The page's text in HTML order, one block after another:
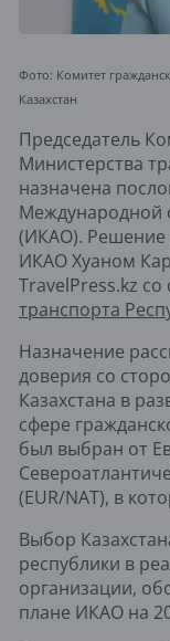
Фото: Комитет
Казахстан
Председатель
Министерства
назначена
Международной
(ИКАО). Решение
ИКАО Хуаном
TravelPress.kz со
транспорта
Назначение
доверия со
Казахстана в
сфере
был выбран от
(EUR/NAT), в
Выбор
республики в
организации,
плане ИКАО на